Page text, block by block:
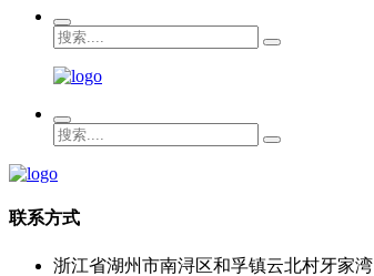
联系方式
浙江省湖州市南浔区和孚镇云北村牙家湾